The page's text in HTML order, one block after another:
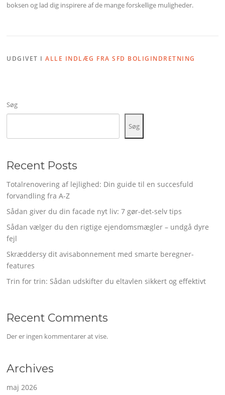
boksen og lad dig inspirere af de mange forskellige muligheder.
UDGIVET IALLE INDLÆG FRA SFD BOLIGINDRETNING
Søg
Søg
Recent Posts
Totalrenovering af lejlighed: Din guide til en succesfuld
forvandling fra A-Z
Sådan giver du din facade nyt liv: 7 gør-det-selv tips
Sådan vælger du den rigtige ejendomsmægler – undgå dyre
fejl
Skræddersy dit avisabonnement med smarte beregner-
features
Trin for trin: Sådan udskifter du eltavlen sikkert og effektivt
Recent Comments
Der er ingen kommentarer at vise.
Archives
maj 2026